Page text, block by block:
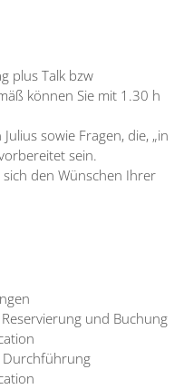
plus Talk bzw
können Sie mit 1.30 h
sowie Fragen, die, „in
sein.
den Wünschen Ihrer
und Buchung
Durchführung